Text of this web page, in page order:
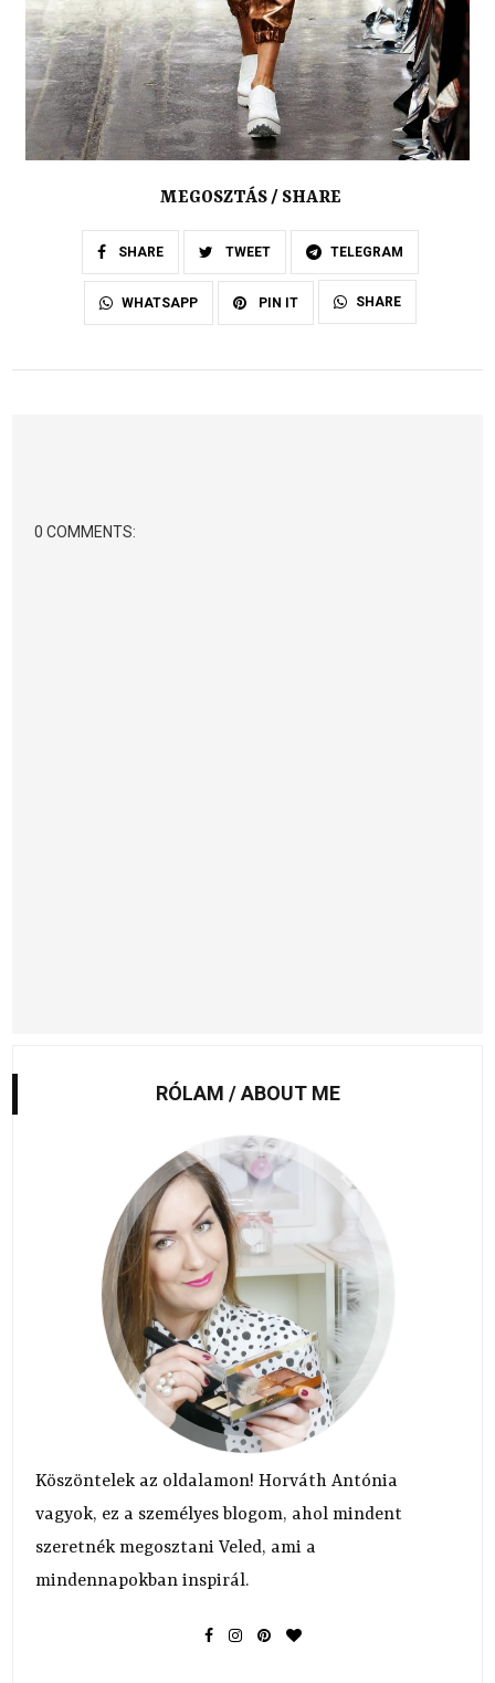
MEGOSZTÁS / SHARE
SHARE TWEET TELEGRAM
WHATSAPP PIN IT SHARE
0 COMMENTS:
RÓLAM / ABOUT ME
Köszöntelek az oldalamon! Horváth Antónia
vagyok, ez a személyes blogom, ahol mindent
szeretnék megosztani Veled, ami a
mindennapokban inspirál.